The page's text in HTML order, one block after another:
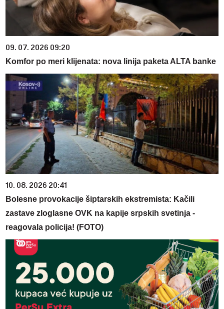
09. 07. 2026 09:20
Komfor po meri klijenata: nova linija paketa ALTA banke
10. 08. 2026 20:41
Bolesne provokacije šiptarskih ekstremista: Kačili
zastave zloglasne OVK na kapije srpskih svetinja -
reagovala policija! (FOTO)